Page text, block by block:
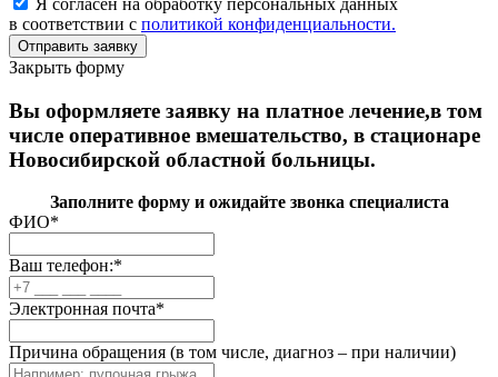
Я согласен на обработку персональных данных
в соответствии с политикой конфиденциальности.
Закрыть форму
Вы оформляете заявку на платное лечение,в том
числе оперативное вмешательство, в стационаре
Новосибирской областной больницы.
Заполните форму и ожидайте звонка специалиста
ФИО*
Ваш телефон:*
Электронная почта*
Причина обращения (в том числе, диагноз – при наличии)